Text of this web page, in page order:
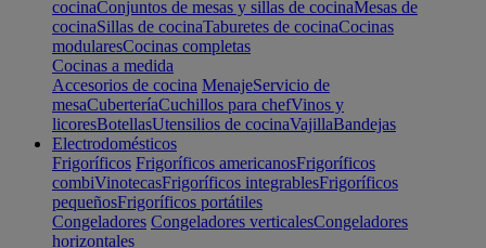
cocinaConjuntos de mesas y sillas de cocinaMesas de
cocinaSillas de cocinaTaburetes de cocinaCocinas
modularesCocinas completas
Cocinas a medida
Accesorios de cocina MenajeServicio de
mesaCuberteríaCuchillos para chefVinos y
licoresBotellasUtensilios de cocinaVajillaBandejas
Electrodomésticos
Frigoríficos Frigoríficos americanosFrigoríficos
combiVinotecasFrigoríficos integrablesFrigoríficos
pequeñosFrigoríficos portátiles
Congeladores Congeladores verticalesCongeladores
horizontales